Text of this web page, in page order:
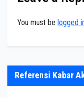
You must be logged
Referensi Kabar